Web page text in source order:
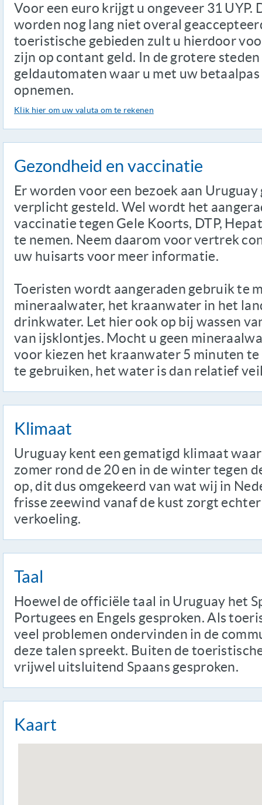
Voor een euro krijgt u ongeveer 31 UYP.
worden nog lang niet overal
toeristische gebieden zult u hierdoor
zijn op contant geld. In de grotere
geldautomaten waar u met uw
opnemen.
Klik hier om uw valuta om te rekenen
Gezondheid en vaccinatie
Er worden voor een bezoek aan
verplicht gesteld. Wel wordt het
vaccinatie tegen Gele Koorts, DTP,
te nemen. Neem daarom voor vertrek
uw huisarts voor meer informatie.
Toeristen wordt aangeraden gebruik te
mineraalwater, het kraanwater in het
drinkwater. Let hier ook op bij wassen
van ijsklontjes. Mocht u geen
voor kiezen het kraanwater 5 minuten
te gebruiken, het water is dan relatief
Klimaat
Uruguay kent een gematigd klimaat
zomer rond de 20 en in de winter tegen
op, dit dus omgekeerd van wat wij in
frisse zeewind vanaf de kust zorgt
verkoeling.
Taal
Hoewel de officiële taal in Uruguay het
Portugees en Engels gesproken. Als
veel problemen ondervinden in de
deze talen spreekt. Buiten de
vrijwel uitsluitend Spaans gesproken.
Kaart